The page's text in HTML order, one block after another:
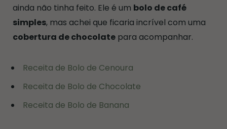
ainda não tinha feito. Ele é um bolo de café
simples, mas achei que ficaria incrível com uma
cobertura de chocolate para acompanhar.
Receita de Bolo de Cenoura
Receita de Bolo de Chocolate
Receita de Bolo de Banana